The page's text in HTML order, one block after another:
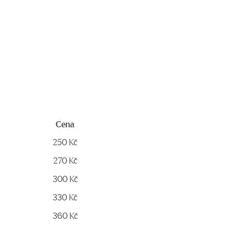
Cena
Cena
250 Kč
270 Kč
300 Kč
330 Kč
360 Kč